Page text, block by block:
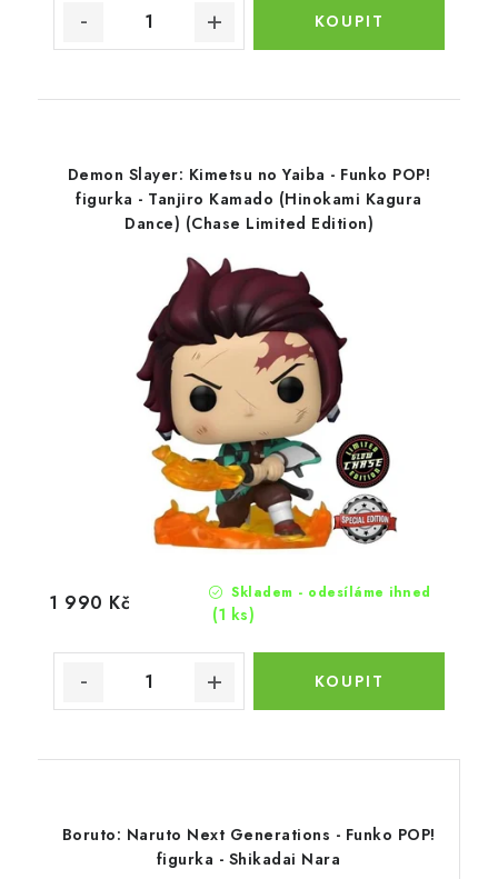
Demon Slayer: Kimetsu no Yaiba - Funko POP!
figurka - Tanjiro Kamado (Hinokami Kagura
Dance) (Chase Limited Edition)
Skladem - odesíláme ihned
(1 ks)
1 990 Kč
Boruto: Naruto Next Generations - Funko POP!
figurka - Shikadai Nara